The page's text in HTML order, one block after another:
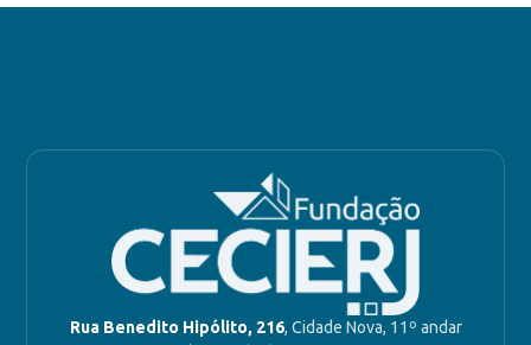
Rua Benedito Hipólito, 216, Cidade Nova, 11º andar